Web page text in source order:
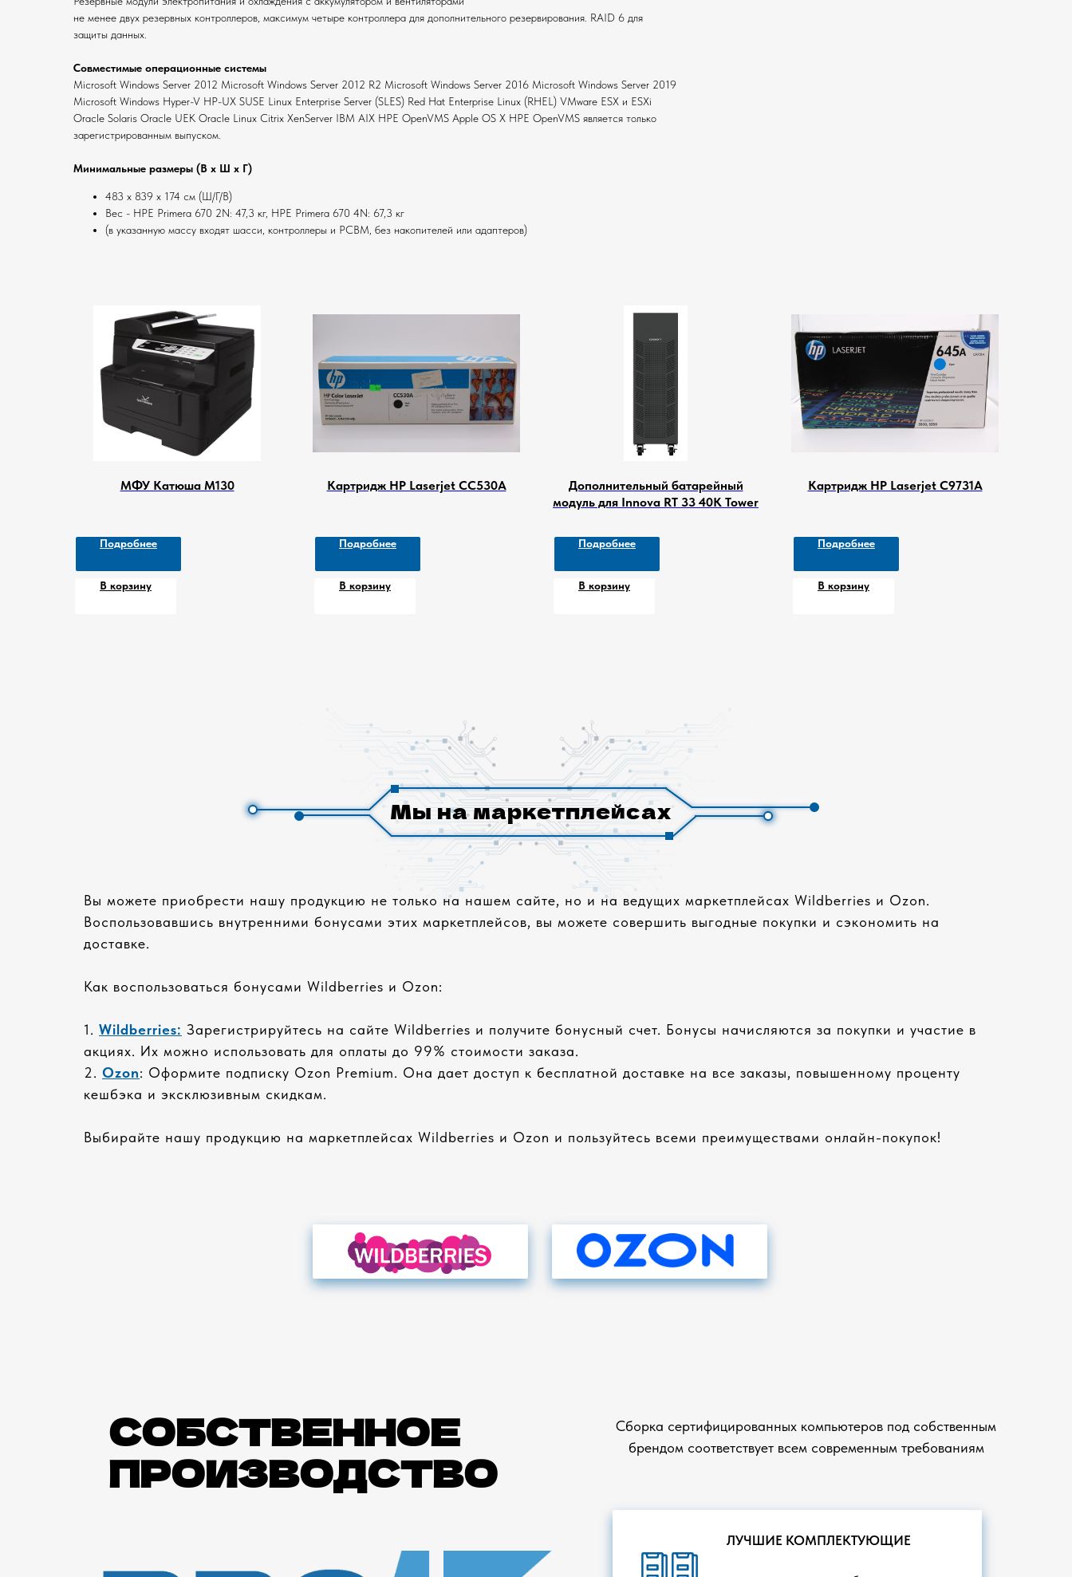
не менее двух резервных контроллеров, максимум четыре контроллера для дополнительного резервирования. RAID 6 для
защиты данных.
Совместимые операционные системы
Microsoft Windows Server 2012 Microsoft Windows Server 2012 R2 Microsoft Windows Server 2016 Microsoft Windows Server 2019
Microsoft Windows Hyper-V HP-UX SUSE Linux Enterprise Server (SLES) Red Hat Enterprise Linux (RHEL) VMware ESX и ESXi
Oracle Solaris Oracle UEK Oracle Linux Citrix XenServer IBM AIX HPE OpenVMS Apple OS X HPE OpenVMS является только
зарегистрированным выпуском.
Минимальные размеры (В x Ш x Г)
483 x 839 x 174 см (Ш/Г/В)
Вес - HPE Primera 670 2N: 47,3 кг, HPE Primera 670 4N: 67,3 кг
(в указанную массу входят шасси, контроллеры и PCBM, без накопителей или адаптеров)
МФУ Катюша M130
Подробнее
В корзину
Картридж HP Laserjet CC530A
Подробнее
В корзину
Дополнительный батарейный
модуль для Innova RT 33 40K Tower
Подробнее
В корзину
Картридж HP Laserjet C9731A
Подробнее
В корзину
Мы на маркетплейсах
Вы можете приобрести нашу продукцию не только на нашем сайте, но и на ведущих маркетплейсах Wildberries и Ozon.
Воспользовавшись внутренними бонусами этих маркетплейсов, вы можете совершить выгодные покупки и сэкономить на
доставке.
Как воспользоваться бонусами Wildberries и Ozon:
1. Wildberries: Зарегистрируйтесь на сайте Wildberries и получите бонусный счет. Бонусы начисляются за покупки и участие в
акциях. Их можно использовать для оплаты до 99% стоимости заказа.
2. Ozon: Оформите подписку Ozon Premium. Она дает доступ к бесплатной доставке на все заказы, повышенному проценту
кешбэка и эксклюзивным скидкам.
Выбирайте нашу продукцию на маркетплейсах Wildberries и Ozon и пользуйтесь всеми преимуществами онлайн-покупок!
СОБСТВЕННОЕ
ПРОИЗВОДСТВО
Сборка сертифицированных компьютеров под собственным
брендом соответствует всем современным требованиям
ЛУЧШИЕ КОМПЛЕКТУЮЩИЕ